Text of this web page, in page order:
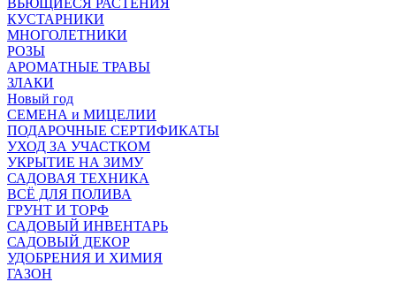
ВЬЮЩИЕСЯ РАСТЕНИЯ
КУСТАРНИКИ
МНОГОЛЕТНИКИ
РОЗЫ
АРОМАТНЫЕ ТРАВЫ
ЗЛАКИ
Новый год
СЕМЕНА и МИЦЕЛИИ
ПОДАРОЧНЫЕ СЕРТИФИКАТЫ
УХОД ЗА УЧАСТКОМ
УКРЫТИЕ НА ЗИМУ
САДОВАЯ ТЕХНИКА
ВСЁ ДЛЯ ПОЛИВА
ГРУНТ И ТОРФ
САДОВЫЙ ИНВЕНТАРЬ
САДОВЫЙ ДЕКОР
УДОБРЕНИЯ И ХИМИЯ
ГАЗОН